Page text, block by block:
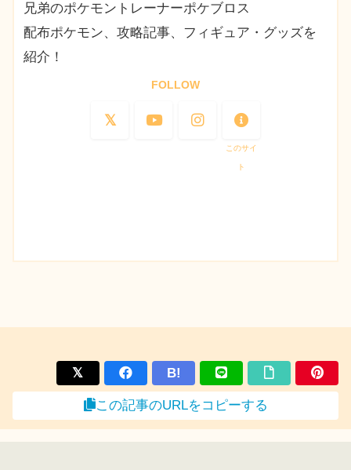
兄弟のポケモントレーナーポケブロス
配布ポケモン、攻略記事、フィギュア・グッズを
紹介！
FOLLOW
このサイ
ト
B!
この記事のURLをコピーする